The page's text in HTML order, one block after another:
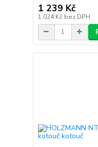
1 239 Kč
1 024 Kč bez DPH